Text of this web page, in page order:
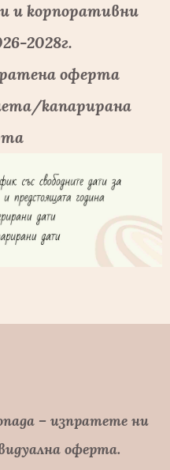
и корпоративни
2028г.
оферта
капарирана
– изпратете ни
оферта.